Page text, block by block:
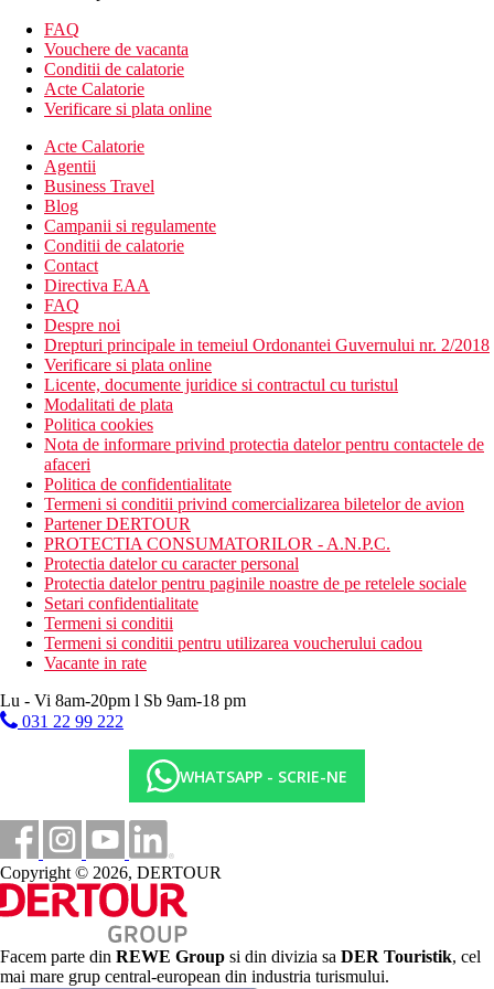
Descrierea hotelului
Hotelul dispune de:
hol de intrare cu receptie
restaurant principal cu terasa in aer liber
lifturi
piscina in gradina si pe terasa (sezlonguri, umbrele si
prosoape gratuite)
tobogane cu apa
Centru SPA
sala de conferinte
camera TV
colt de internet
piscine (gratuit)
mini club
loc de joaca
Descrierea plajei
plaja nisipoasa
sezlonguri, umbrele si prosoape gratuite
bar pe plaja
Activitati sportive gratuite
programe de animatie de zi si de seara
fitness (doar pentru 16+)
teren de tenis (echipament gratuit)
mini-golf
biliard
tenis de masa
aerobic
Activitati sportive contra cost
masaje si proceduri in centrul SPA
sauna
mic dejun, pranz si cina tip bufet
brunch
cafea/ceai dupa-amiaza si produse de patiserie locale
cantitate nelimitata de bauturi nealcoolice si alcoolice
imbuteliate de productie locala
Categoria oficiala
5 stele
FAQ
Vouchere de vacanta
Conditii de calatorie
Acte Calatorie
Verificare si plata online
Acte Calatorie
Agentii
Business Travel
Blog
Campanii si regulamente
Conditii de calatorie
Contact
Directiva EAA
FAQ
Despre noi
Drepturi principale in temeiul Ordonantei Guvernului nr. 2/2018
Verificare si plata online
Licente, documente juridice si contractul cu turistul
Modalitati de plata
Politica cookies
Nota de informare privind protectia datelor pentru contactele de
afaceri
Politica de confidentialitate
Termeni si conditii privind comercializarea biletelor de avion
Partener DERTOUR
PROTECTIA CONSUMATORILOR - A.N.P.C.
Protectia datelor cu caracter personal
Protectia datelor pentru paginile noastre de pe retelele sociale
Setari confidentialitate
Termeni si conditii
Termeni si conditii pentru utilizarea voucherului cadou
Vacante in rate
Lu - Vi 8am-20pm l Sb 9am-18 pm
031 22 99 222
WHATSAPP - SCRIE-NE
Copyright © 2026, DERTOUR
Facem parte din REWE Group si din divizia sa DER Touristik, cel
mai mare grup central-european din industria turismului.